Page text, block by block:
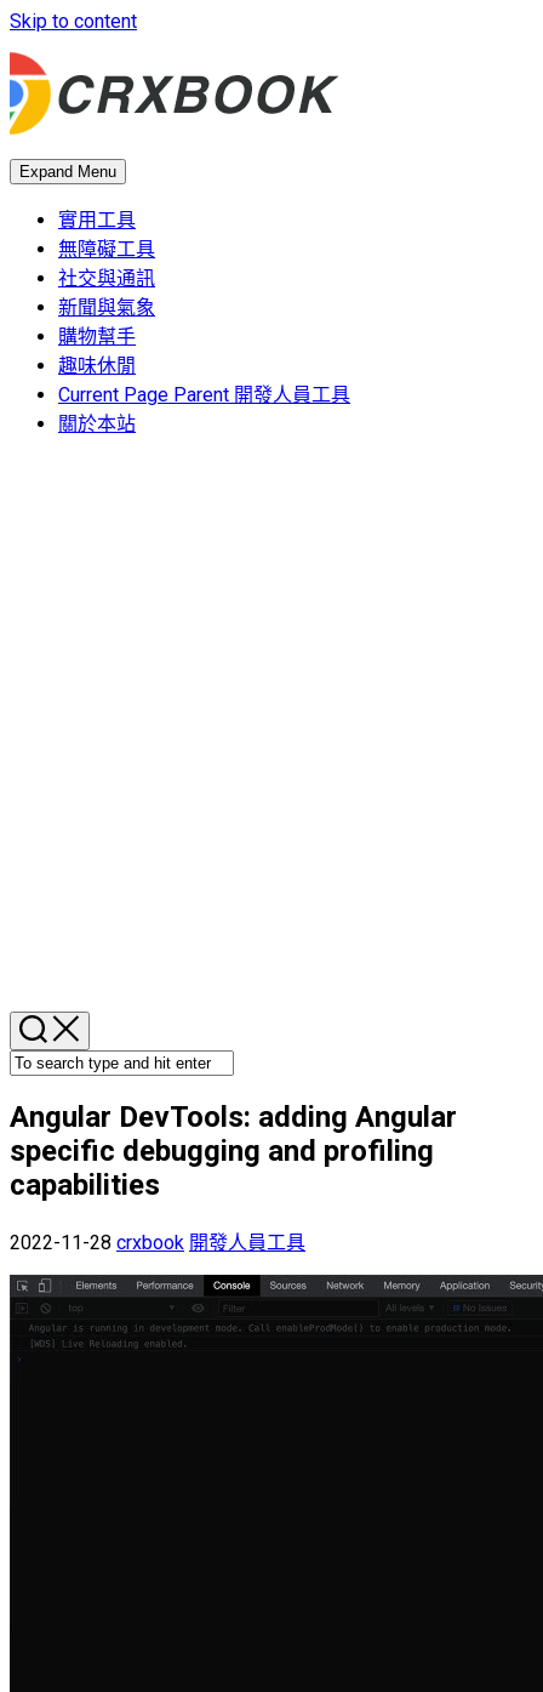
Skip to content
Expand Menu
實用工具
無障礙工具
社交與通訊
新聞與氣象
購物幫手
趣味休閒
Current Page Parent 開發人員工具
關於本站
Angular DevTools: adding Angular
specific debugging and profiling
capabilities
2022-11-28 crxbook 開發人員工具